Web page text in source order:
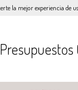
la mejor experiencia de
Presupuestos